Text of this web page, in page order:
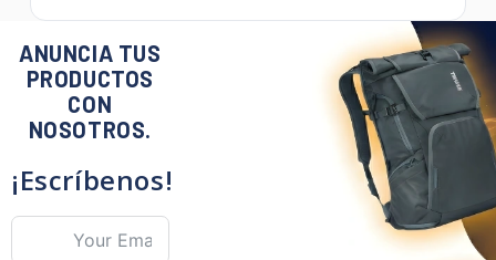
ANUNCIA TUS
PRODUCTOS
CON
NOSOTROS.
¡Escríbenos!